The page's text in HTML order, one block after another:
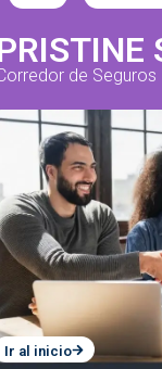
de Seguros
Ir al inicio